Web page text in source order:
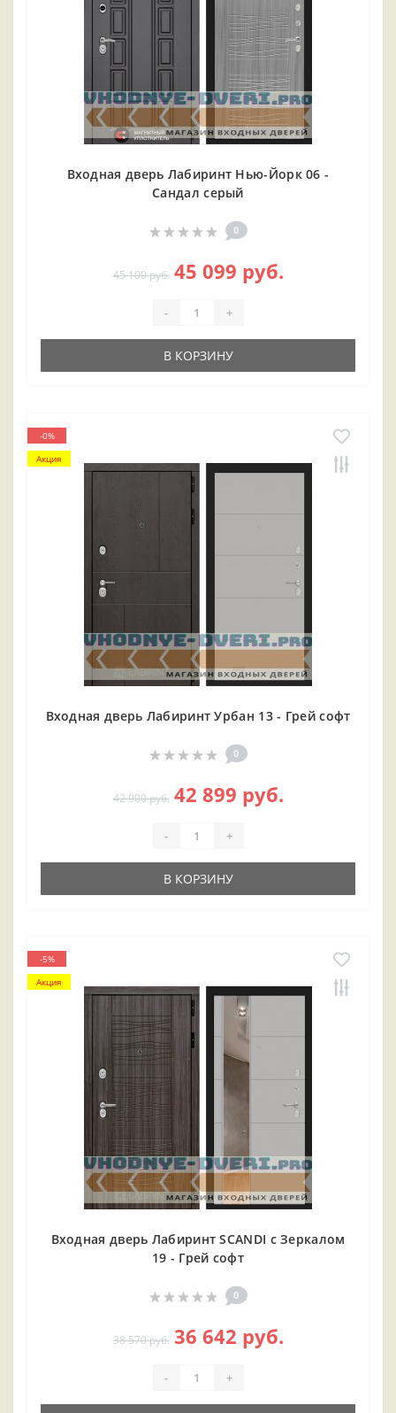
Входная дверь Лабиринт Нью-Йорк 06 -
Сандал серый
0
45 100 руб. 45 099 руб.
- +
В КОРЗИНУ
-0%
Акция
Входная дверь Лабиринт Урбан 13 - Грей софт
0
42 900 руб. 42 899 руб.
- +
В КОРЗИНУ
-5%
Акция
Входная дверь Лабиринт SCANDI с Зеркалом
19 - Грей софт
0
38 570 руб. 36 642 руб.
- +